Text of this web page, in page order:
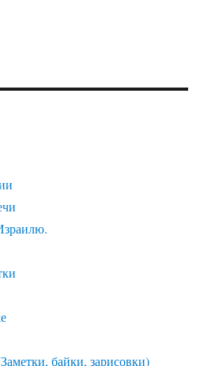
байки, зарисовки)